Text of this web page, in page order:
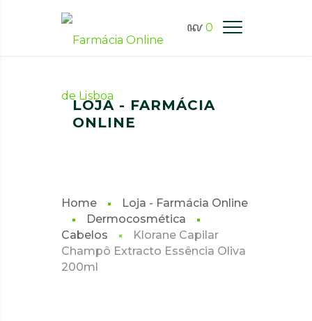
0
FARMÁCIA ONLINE LISBOA
LOJA - FARMÁCIA
ONLINE
Home
Loja - Farmácia Online
Dermocosmética
Cabelos
Klorane Capilar
Champô Extracto Essência Oliva
200ml